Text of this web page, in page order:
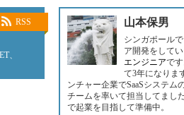
RSS
、
山本保男
シンガポール
ア開発をして
エンジニアで
て3年になりま
ンチャー企業でSaaSシステム
チームを率いて担当してまし
で起業を目指して準備中。